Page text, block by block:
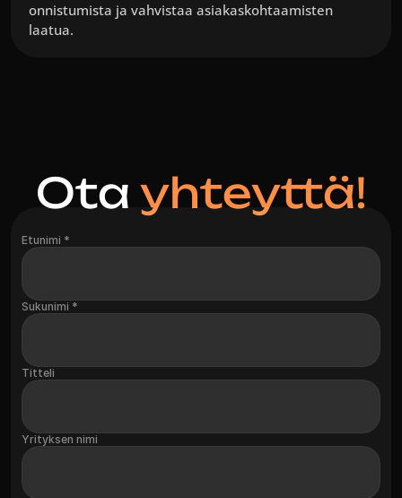
onnistumista ja vahvistaa asiakaskohtaamisten
laatua.
Ota yhteyttä!
Etunimi *
Sukunimi *
Titteli
Yrityksen nimi